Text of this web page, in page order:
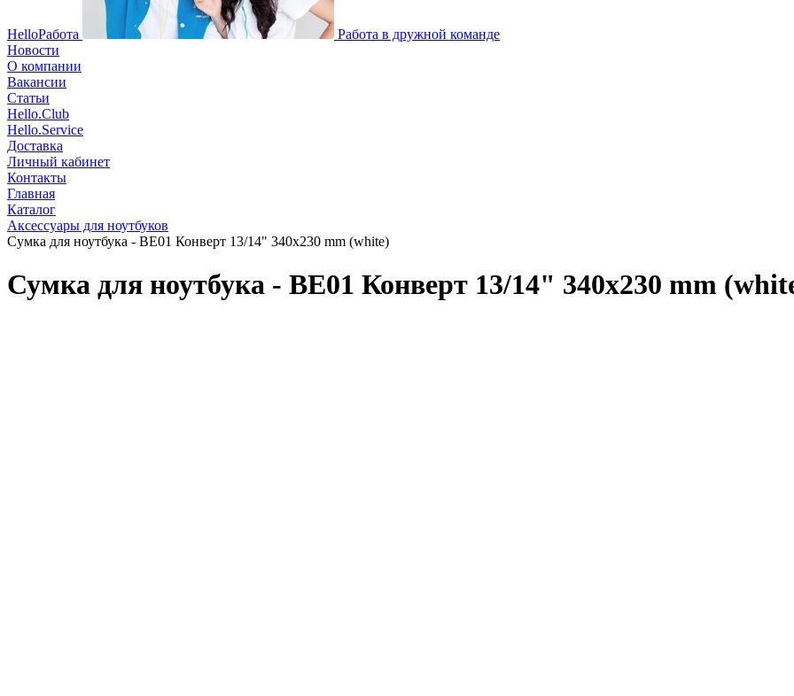
HelloРабота
Работа в дружной команде
Новости
О компании
Вакансии
Статьи
Hello.Club
Hello.Service
Доставка
Личный кабинет
Контакты
Главная
Каталог
Аксессуары для ноутбуков
Сумка для ноутбука - BE01 Конверт 13/14" 340x230 mm (white)
Сумка для ноутбука - BE01 Конверт 13/14" 340x230 mm